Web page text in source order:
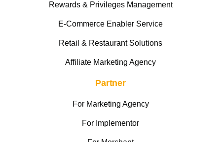
Rewards & Privileges Management
E-Commerce Enabler Service
Retail & Restaurant Solutions
Affiliate Marketing Agency
Partner
For Marketing Agency
For Implementor